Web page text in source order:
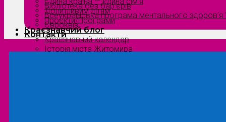
Допитливим дітям
Проєкти/Програми
Краєзнавчий блог
Краєзнавчий календар
Історія міста Житомира
Бібліотека без бар’єрів
Всеукраїнська програма ментального здоров’я
Євроквіз
Контакти